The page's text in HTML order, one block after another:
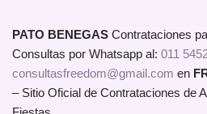
PATO BENEGAS Contrataciones
Consultas por Whatsapp al: 011
consultasfreedom@gmail.com en
– Sitio Oficial de Contrataciones de